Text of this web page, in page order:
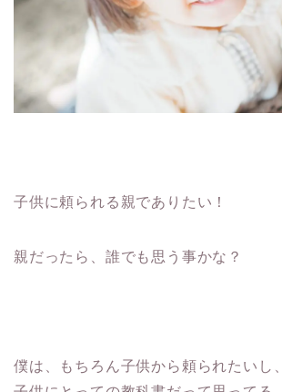
子供に頼られる親でありたい！
親だったら、誰でも思う事かな？
僕は、もちろん子供から頼られたいし、